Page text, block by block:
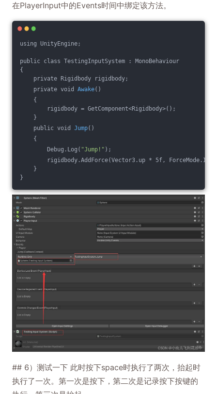
在PlayerInput中的Events时间中绑定该方法。
using UnityEngine;
public class TestingInputSystem : MonoBehaviour
{
private Rigidbody rigidbody;
private void Awake()
{
rigidbody = GetComponent<Rigidbody>();
}
public void Jump()
{
Debug.Log( "Jump!" );
rigidbody.AddForce(Vector3.up * 5f,
}
}
## 6）测试一下 此时按下space时执行了两次，抬起时
执行了一次。第一次是按下，第二次是记录按下按键的